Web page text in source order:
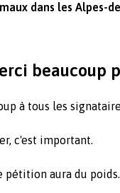
dans les Alpes-
beaucoup
à tous les
c'est important.
pétition aura du poids.